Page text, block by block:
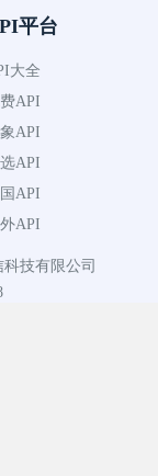
平台
大全
API
API
API
API
API
技有限公司